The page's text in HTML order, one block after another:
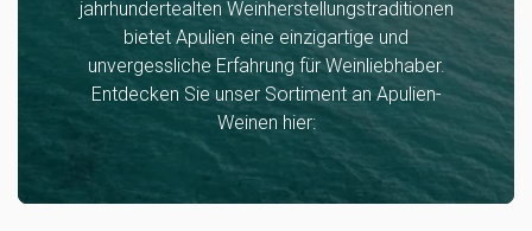
jahrhundertealten Weinherstellungstraditionen
bietet Apulien eine einzigartige und
unvergessliche Erfahrung für Weinliebhaber.
Entdecken Sie unser Sortiment an Apulien-
Weinen hier: